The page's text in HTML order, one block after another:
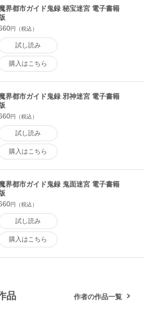
界都市ガイド鬼録 秘宝迷宮 電子書籍
円（税込）
試し読み
購入はこちら
界都市ガイド鬼録 邪神迷宮 電子書籍
円（税込）
試し読み
購入はこちら
界都市ガイド鬼録 鬼面迷宮 電子書籍
円（税込）
試し読み
購入はこちら
品 作者の作品一覧